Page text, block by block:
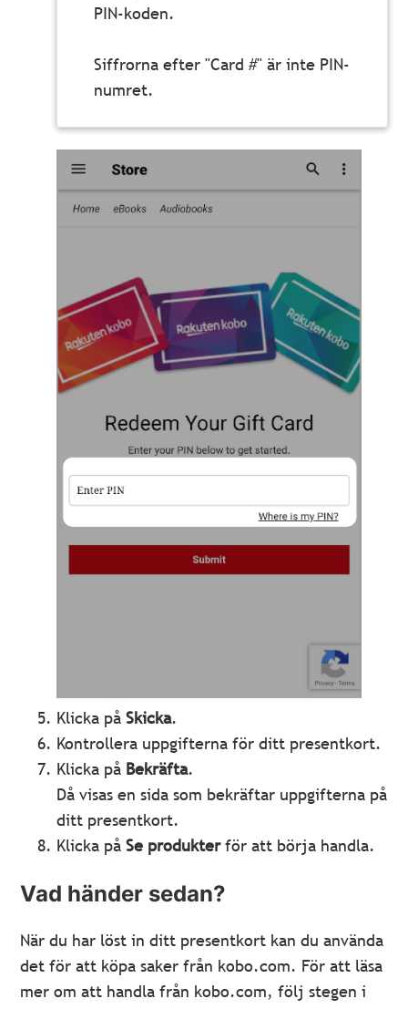
PIN-koden.
Siffrorna efter "Card #" är inte PIN-
numret.
Klicka påSkicka.
Kontrollera uppgifterna för ditt presentkort.
Klicka på Bekräfta.
Då visas en sida som bekräftar uppgifterna på
ditt presentkort.
Klicka påSe produkterför att börja handla.
Vad händer sedan?
När du har löst in ditt presentkort kan du använda
det för att köpa saker från kobo.com. För att läsa
mer om att handla från kobo.com, följ stegen i